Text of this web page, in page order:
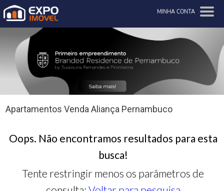
MINHA CONTA
Apartamentos Venda Aliança Pernambuco
Oops. Não encontramos resultados para esta
busca!
Tente restringir menos os parâmetros de